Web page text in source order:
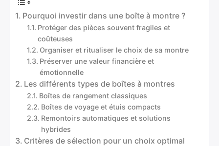
Pourquoi investir dans une boîte à montre ?
Protéger des pièces souvent fragiles et
coûteuses
Organiser et ritualiser le choix de sa montre
Préserver une valeur financière et
émotionnelle
Les différents types de boîtes à montres
Boîtes de rangement classiques
Boîtes de voyage et étuis compacts
Remontoirs automatiques et solutions
hybrides
Critères de sélection pour un choix optimal